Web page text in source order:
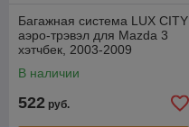
Багажная система LUX CITY
аэро-трэвэл для Mazda 3
хэтчбек, 2003-2009
В наличии
522 руб.